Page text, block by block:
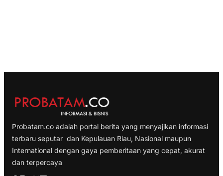
Probatam.co adalah portal berita yang menyajikan informasi
terbaru seputar dan Kepulauan Riau, Nasional maupun
International dengan gaya pemberitaan yang cepat, akurat
dan terpercaya